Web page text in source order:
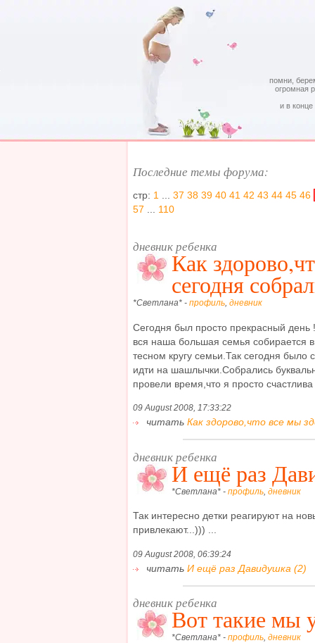
помни,
огромная
и в
Последние темы форума:
стр: 1 37 38 39 40 41 42 43 44 45 46
57
110
дневник ребенка
Как
сегодня
*Светлана* - профиль, дневник
Сегодня был просто прекрасный
вся наша большая семья собирается
тесном кругу семьи.Так сегодня было
идти на шашлычки.Собрались
провели время,что я просто
09 August 2008, 17:33:22
читать Как здорово,что все мы
дневник ребенка
И ещё раз
*Светлана* - профиль дневник
Так интересно детки реагируют на
привлекают...))) ...
09 August 2008, 06:39:24
читать И ещё раз Давидушка (2)
дневник ребенка
Вот такие мы
*Светлана* - профиль, дневник